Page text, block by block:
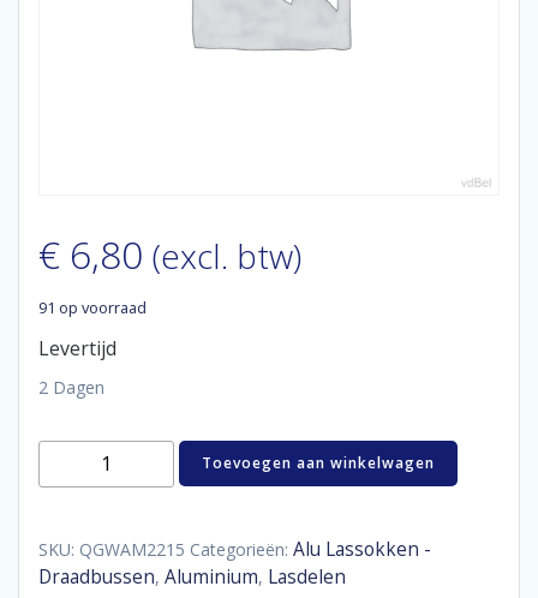
€ 6,80 (excl. btw)
91 op voorraad
Levertijd
2 Dagen
M22x1,5
Toevoegen aan winkelwagen
SKU: QGWAM2215 Categorieën: Alu Lassokken -
Draadbussen, Aluminium, Lasdelen